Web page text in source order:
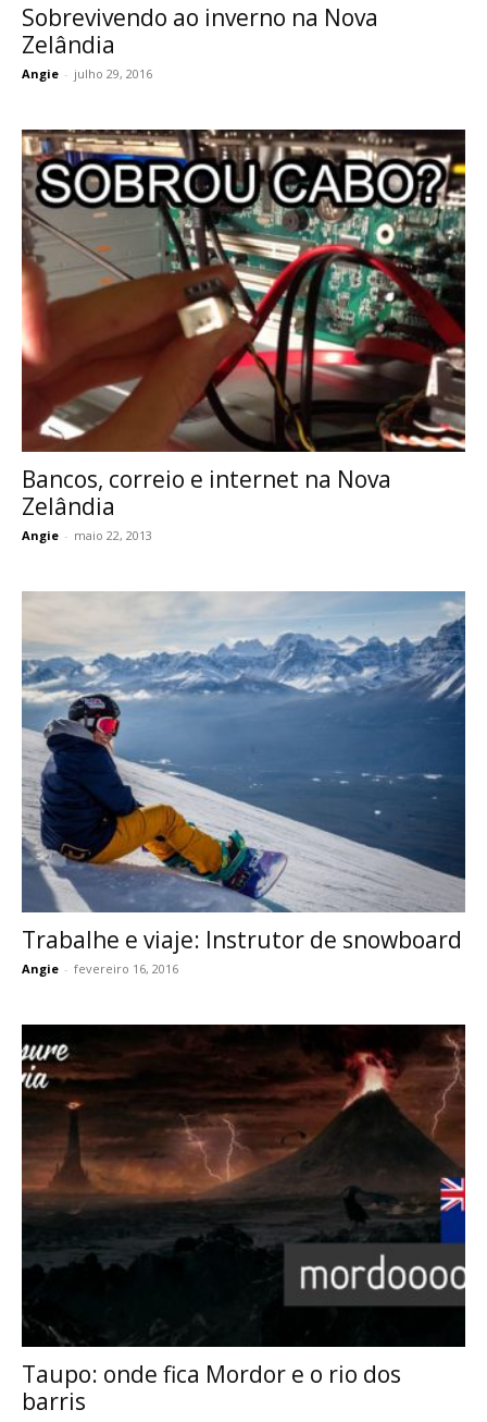
Sobrevivendo ao inverno na Nova
Zelândia
Angie - julho 29, 2016
Bancos, correio e internet na Nova
Zelândia
Angie - maio 22, 2013
Trabalhe e viaje: Instrutor de snowboard
Angie - fevereiro 16, 2016
Taupo: onde fica Mordor e o rio dos
barris